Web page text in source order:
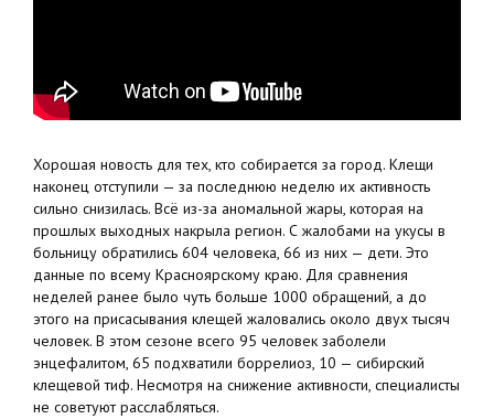
Хорошая новость для тех, кто собирается за город. Клещи
наконец отступили — за последнюю неделю их активность
сильно снизилась. Всё из-за аномальной жары, которая на
прошлых выходных накрыла регион. С жалобами на укусы в
больницу обратились 604 человека, 66 из них — дети. Это
данные по всему Красноярскому краю. Для сравнения
неделей ранее было чуть больше 1000 обращений, а до
этого на присасывания клещей жаловались около двух тысяч
человек. В этом сезоне всего 95 человек заболели
энцефалитом, 65 подхватили боррелиоз, 10 — сибирский
клещевой тиф. Несмотря на снижение активности, специалисты
не советуют расслабляться.